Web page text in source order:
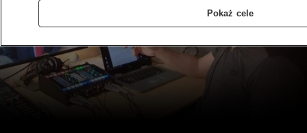
Pokaż cele